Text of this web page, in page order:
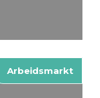
Arbeidsmarkt